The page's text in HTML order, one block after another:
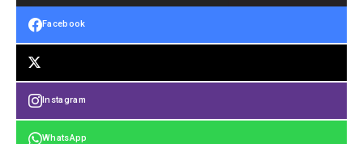
Facebook
Instagram
WhatsApp